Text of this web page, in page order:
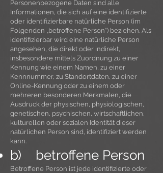
Personenbezogene Daten sind alle
Informationen, die sich auf eine identifizierte
oder identifizierbare natürliche Person (im
Folgenden „betroffene Person“) beziehen. Als
identifizierbar wird eine natürliche Person
angesehen, die direkt oder indirekt,
insbesondere mittels Zuordnung zu einer
Kennung wie einem Namen, zu einer
Kennnummer, zu Standortdaten, zu einer
Online-Kennung oder zu einem oder
mehreren besonderen Merkmalen, die
Ausdruck der physischen, physiologischen,
genetischen, psychischen, wirtschaftlichen,
kulturellen oder sozialen Identität dieser
natürlichen Person sind, identifiziert werden
kann.
b) betroffene Person
Betroffene Person ist jede identifizierte oder